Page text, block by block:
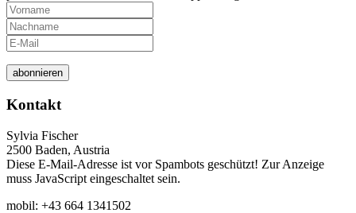
abonnieren
Kontakt
Sylvia Fischer
2500 Baden, Austria
Diese E-Mail-Adresse ist vor Spambots geschützt! Zur Anzeige
muss JavaScript eingeschaltet sein.
mobil: +43 664 1341502